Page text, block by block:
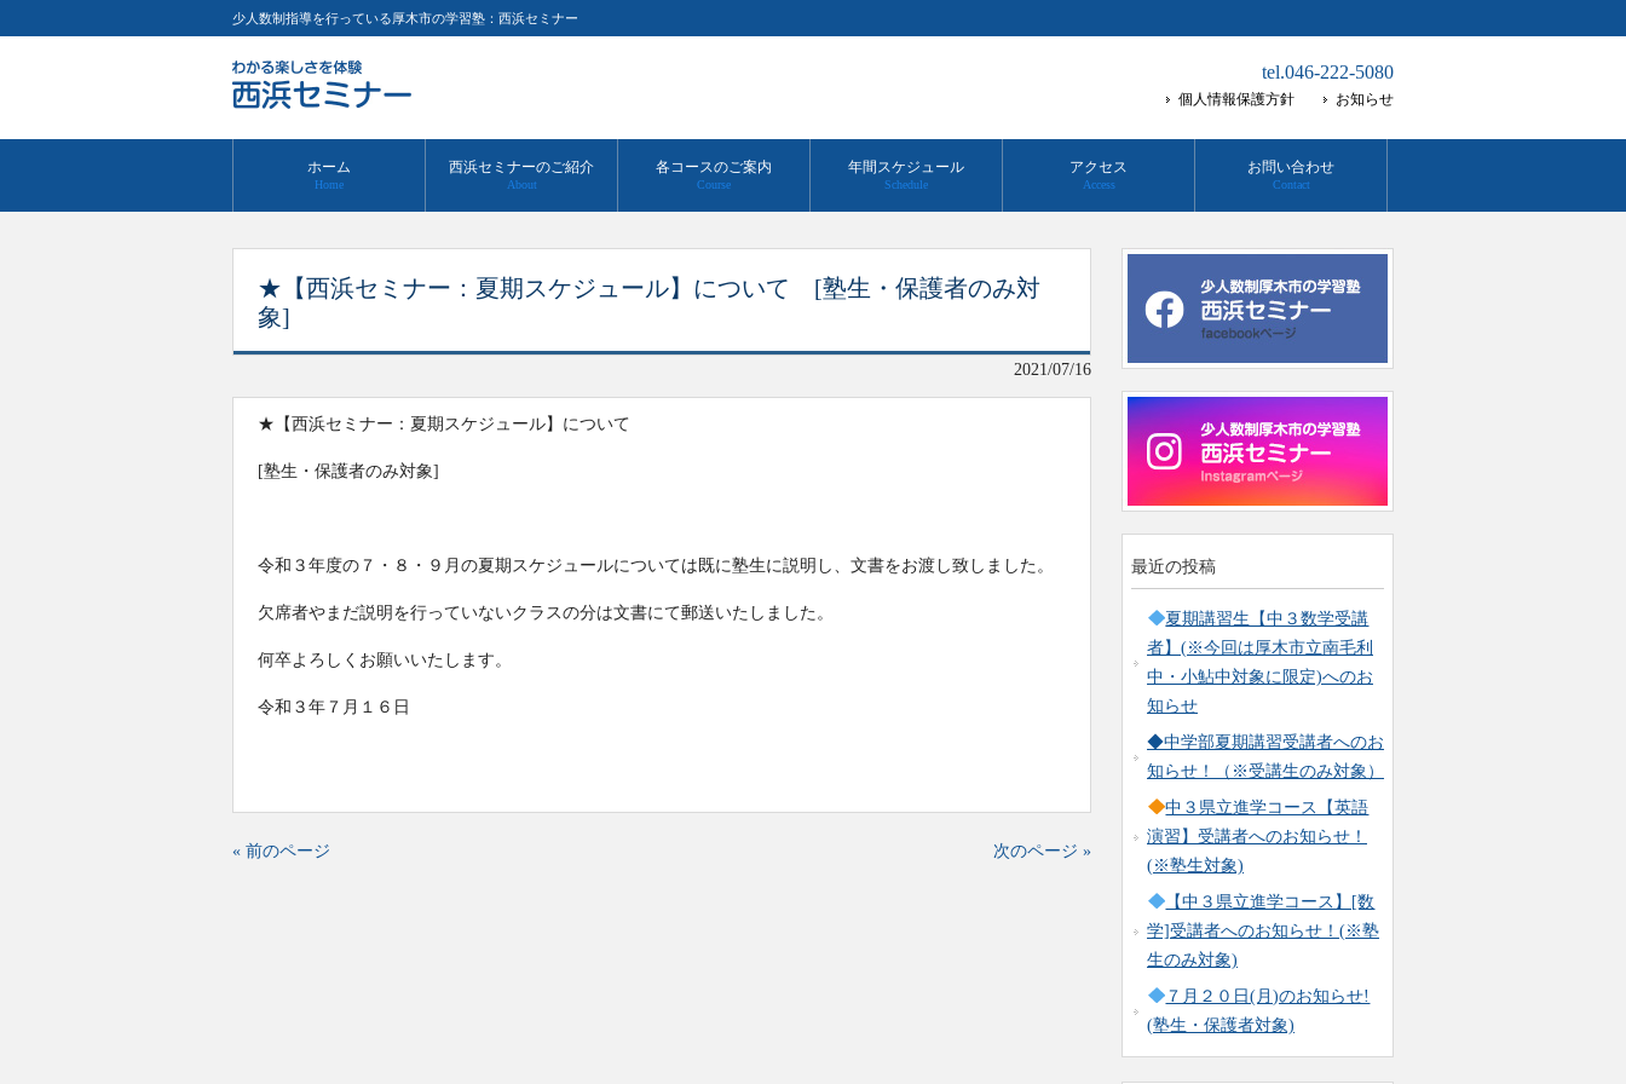
少人数制指導を行っている厚木市の学習塾：西浜セミナー
tel.046-222-5080
個人情報保護方針 お知らせ
ホーム
Home
西浜セミナーのご紹介
About
各コースのご案内
Course
年間スケジュール
Schedule
アクセス
Access
お問い合わせ
Contact
★【西浜セミナー：夏期スケジュール】について [塾生・保護者のみ対
象]
2021/07/16
★【西浜セミナー：夏期スケジュール】について
[塾生・保護者のみ対象]
令和３年度の７・８・９月の夏期スケジュールについては既に塾生に説明し、文書をお渡し致しました。
欠席者やまだ説明を行っていないクラスの分は文書にて郵送いたしました。
何卒よろしくお願いいたします。
令和３年７月１６日
« 前のページ 次のページ »
最近の投稿
夏期講習生【中３数学受講
者】(※今回は厚木市立南毛利
中・小鮎中対象に限定)へのお
知らせ
◆中学部夏期講習受講者へのお
知らせ！（※受講生のみ対象）
中３県立進学コース【英語
演習】受講者へのお知らせ！
(※塾生対象)
【中３県立進学コース】[数
学]受講者へのお知らせ！(※塾
生のみ対象)
７月２０日(月)のお知らせ!
(塾生・保護者対象)